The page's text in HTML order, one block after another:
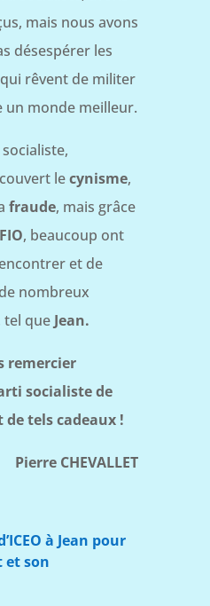
mais nous avons
désespérer les
rêvent de militer
un monde meilleur.
lecynisme,
fraude, mais grâce
, beaucoup ont
et de
nombreux
tel que Jean.
remercier
socialiste de
tels cadeaux !
Pierre CHEVALLET
à Jean pour
et son